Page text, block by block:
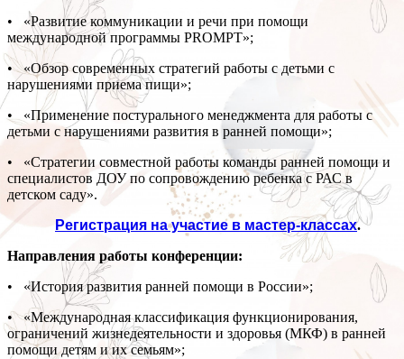
• «Развитие коммуникации и речи при помощи
международной программы PROMPT»;
• «Обзор современных стратегий работы с детьми с
нарушениями приема пищи»;
• «Применение постурального менеджмента для работы с
детьми с нарушениями развития в ранней помощи»;
• «Стратегии совместной работы команды ранней помощи и
специалистов ДОУ по сопровождению ребенка с РАС в
детском саду».
Регистрация на участие в мастер-классах.
Направления работы конференции:
• «История развития ранней помощи в России»;
• «Международная классификация функционирования,
ограничений жизнедеятельности и здоровья (МКФ) в ранней
помощи детям и их семьям»;